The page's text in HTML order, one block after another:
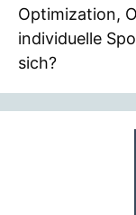
Optimization,
individuelle
sich?